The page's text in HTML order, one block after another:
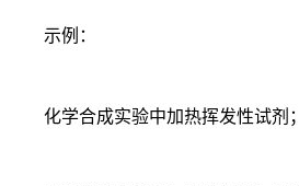
示例：
化学合成实验中加热挥发性试剂；